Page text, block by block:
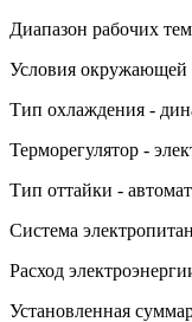
Диапазон рабочих
Условия окружающей
Тип охлаждения -
Терморегулятор -
Тип оттайки -
Система
Расход
Установленная